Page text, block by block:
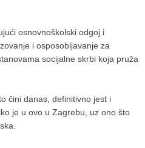
osnovnoškolski odgoj i
i osposobljavanje za
socijalne skrbi koja pruža
čini danas, definitivno jest i
je u ovo u Zagrebu, uz ono što